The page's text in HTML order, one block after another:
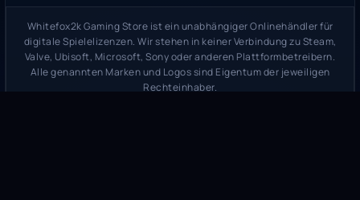
Whitefox2k Gaming Store ist ein unabhängiger Onlinehändler für
digitale Spielelizenzen. Wir stehen in keiner Verbindung zu Steam,
Valve, Ubisoft, Microsoft, Sony oder anderen Plattformbetreibern.
Alle genannten Marken und Logos sind Eigentum der jeweiligen
Rechteinhaber.